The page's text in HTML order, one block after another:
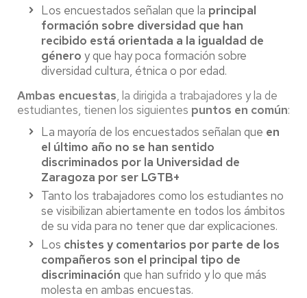
Los encuestados señalan que la principal
formación sobre diversidad que han
recibido está orientada a la igualdad de
género y que hay poca formación sobre
diversidad cultura, étnica o por edad.
Ambas encuestas, la dirigida a trabajadores y la de
estudiantes, tienen los siguientes puntos en común:
La mayoría de los encuestados señalan que en
el último año no se han sentido
discriminados por la Universidad de
Zaragoza por ser LGTB+
Tanto los trabajadores como los estudiantes no
se visibilizan abiertamente en todos los ámbitos
de su vida para no tener que dar explicaciones.
Los chistes y comentarios por parte de los
compañeros son el principal tipo de
discriminación que han sufrido y lo que más
molesta en ambas encuestas.